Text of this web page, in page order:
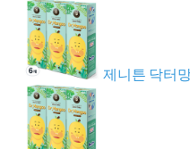
제니튼 닥터